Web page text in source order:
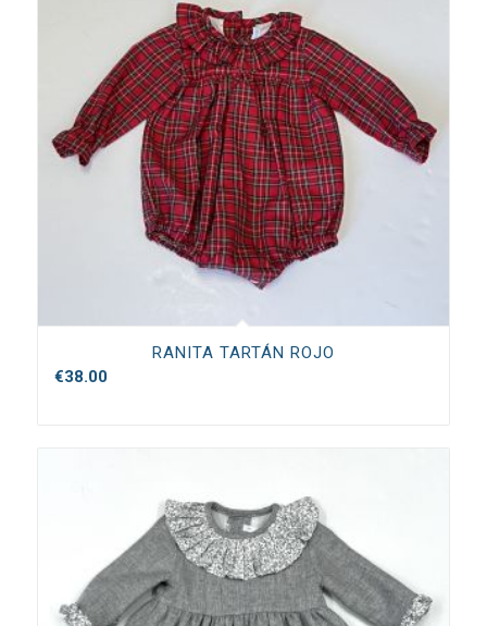
RANITA TARTÁN ROJO
€38.00